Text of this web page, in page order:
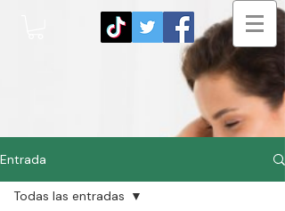
Entrada
Todas las entradas